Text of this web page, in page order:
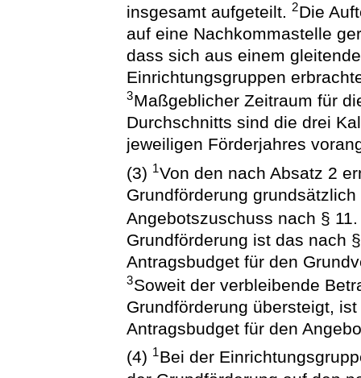
insgesamt aufgeteilt.2Die
auf eine Nachkommastelle
dass sich aus einem
Einrichtungsgruppen
3Maßgeblicher Zeitraum für
Durchschnitts sind die drei
jeweiligen Förderjahres
(3) 1Von den nach Absatz 2
Grundförderung
Angebotszuschuss nach §
Grundförderung ist das nach
Antragsbudget für den
3Soweit der verbleibende
Grundförderung übersteigt,
Antragsbudget für den
(4) 1Bei der